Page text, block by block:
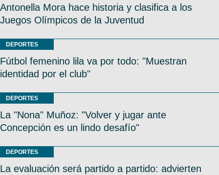
Antonella Mora hace historia y clasifica a los
Juegos Olímpicos de la Juventud
DEPORTES
Fútbol femenino lila va por todo: "Muestran
identidad por el club"
DEPORTES
La "Nona" Muñoz: "Volver y jugar ante
Concepción es un lindo desafío"
DEPORTES
La evaluación será partido a partido: advierten